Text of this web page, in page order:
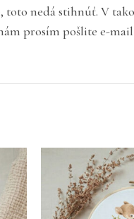
nedá stihnúť. V
prosím pošlite e-mail